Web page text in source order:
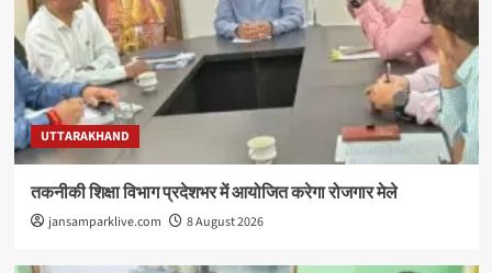
UTTARAKHAND
तकनीकी शिक्षा विभाग प्रदेशभर में आयोजित करेगा रोजगार मेले
jansamparklive.com 8 August 2026